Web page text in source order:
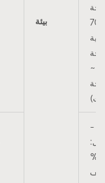
بيئة
درجة
مئوية ~ 70
درجة
~
درجة
- رطوبة
10%~90%